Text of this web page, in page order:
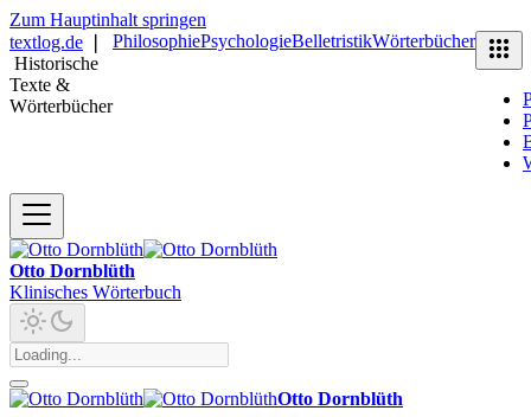
Zum Hauptinhalt springen
textlog.de
Historische
Texte &
Wörterbücher
PhilosophiePsychologieBelletristikWörterbücher
Otto Dornblüth
Klinisches Wörterbuch
Otto Dornblüth